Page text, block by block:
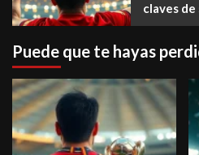
claves
Puede que te hayas